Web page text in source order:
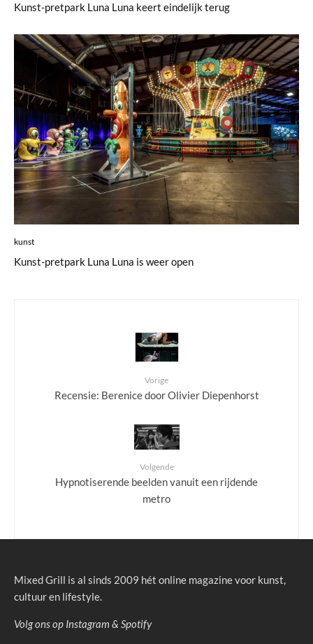
Kunst-pretpark Luna Luna keert eindelijk terug
kunst
Kunst-pretpark Luna Luna is weer open
Vorige
Recensie: Berenice door Olivier Diepenhorst
Volgende
Hypnotiserende beelden vanuit een rijdende
metro
Mixed Grill is al sinds 2009 hét online magazine voor kunst,
cultuur en lifestyle.
Volg ons op Instagram & Spotify